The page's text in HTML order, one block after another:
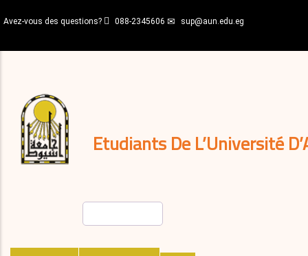
au
principal
Avez-vous des questions? 088-2345606 sup@aun.edu.eg
Etudiants De L’Université
décisions
Expatriés
Journal